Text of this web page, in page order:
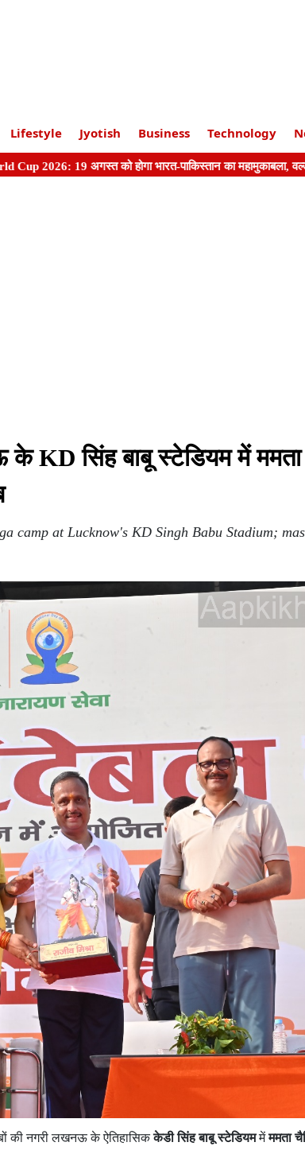
Lifestyle Jyotish Business Technology
सिंह बाबू स्टेडियम में ममता
camp at Lucknow's KD Singh Babu Stadium;
की नगरी लखनऊ के ऐतिहासिककेडी सिंह बाबू स्टेडियममेंममता